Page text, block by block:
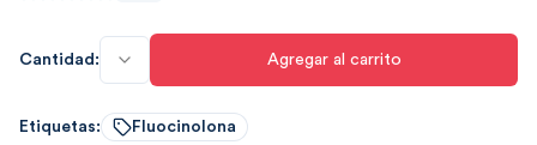
Cantidad: Agregar al carrito
Etiquetas: Fluocinolona